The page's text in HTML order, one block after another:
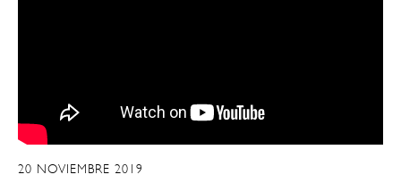
20 NOVIEMBRE 2019